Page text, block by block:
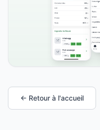
← Retour à l'accueil